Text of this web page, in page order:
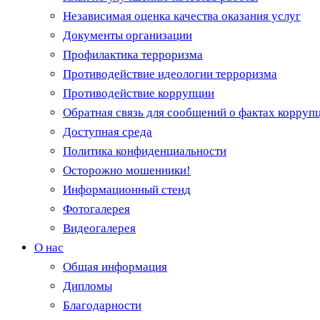
Независимая оценка качества оказания услуг
Документы организации
Профилактика терроризма
Противодействие идеологии терроризма
Противодействие коррупции
Обратная связь для сообщений о фактах
Доступная среда
Политика конфиденциальности
Осторожно мошенники!
Информационный стенд
Фотогалерея
Видеогалерея
О нас
Общая информация
Дипломы
Благодарности